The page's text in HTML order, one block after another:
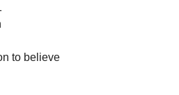
to believe